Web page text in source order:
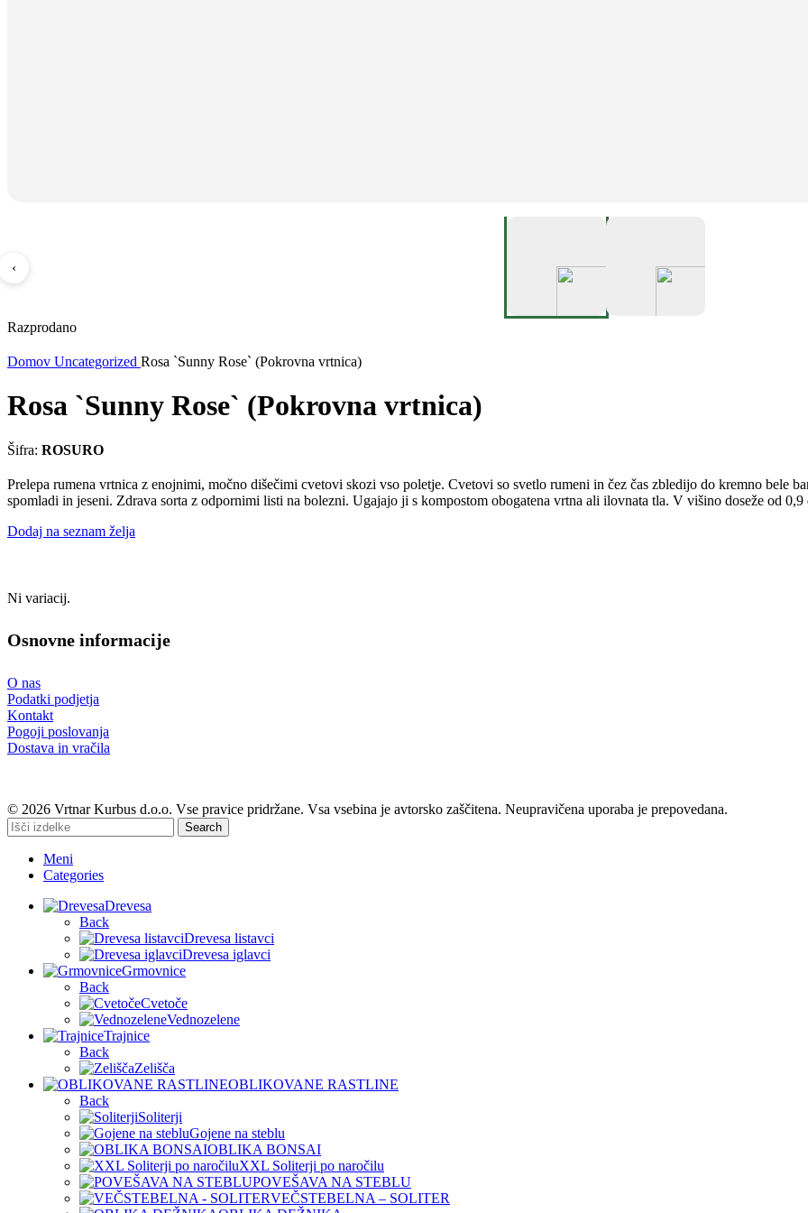
‹
Razprodano
Domov Uncategorized Rosa `Sunny Rose` (Pokrovna vrtnica)
Rosa `Sunny Rose` (Pokrovna vrtnica)
Šifra: ROSURO
Prelepa rumena vrtnica z enojnimi, močno dišečimi cvetovi skozi vso poletje. Cvetovi so svetlo rumeni in čez čas zbledijo do kremno bele
spomladi in jeseni. Zdrava sorta z odpornimi listi na bolezni. Ugajajo ji s kompostom obogatena vrtna ali ilovnata tla. V višino doseže od
Dodaj na seznam želja
Ni variacij.
Osnovne informacije
O nas
Podatki podjetja
Kontakt
Pogoji poslovanja
Dostava in vračila
© 2026 Vrtnar Kurbus d.o.o. Vse pravice pridržane. Vsa vsebina je avtorsko zaščitena. Neupravičena uporaba je prepovedana.
Search
Meni
Categories
Drevesa
Back
Drevesa listavci
Drevesa iglavci
Grmovnice
Back
Cvetoče
Vednozelene
Trajnice
Back
Zelišča
OBLIKOVANE RASTLINE
Back
Soliterji
Gojene na steblu
OBLIKA BONSAI
XXL Soliterji po naročilu
POVEŠAVA NA STEBLU
VEČSTEBELNA – SOLITER